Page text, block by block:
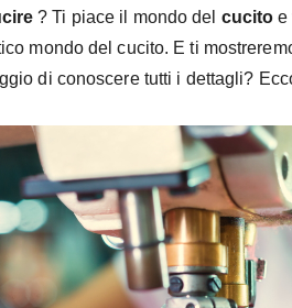
? Ti piace il mondo del cucito e
mondo del cucito. E ti
di conoscere tutti i dettagli?